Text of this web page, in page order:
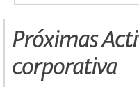
Próximas
corporativa